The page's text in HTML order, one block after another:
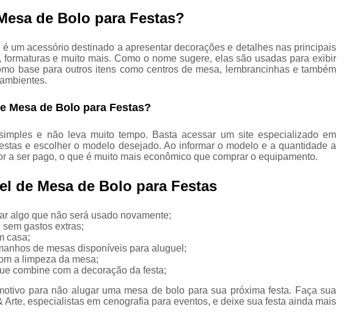
para
eventos
Empresa de
aluguel de
móveis
bistrô e
banquetas
Locação de
cadeiras
para
Locação de
Locação de
mobiliário
Locação de
mobiliários
Locação de
móveis
Aluguel de Moveis para
Aluguel de
Aluguel de Móveis para Eventos
Aluguel de Móveis e Decoração para
Aluguel de Móveis para Eventos
Aluguel de Móveis para Festa
Locação de
Locação de
Aluguel de Móveis
de Bolo para Festas?
um acessório destinado a apresentar decorações e detalhes nas principais
e muito mais. Como o nome sugere, elas são usadas para exibir
base para outros itens como centros de mesa, lembrancinhas e também
Mesa de Bolo para Festas?
e não leva muito tempo. Basta acessar um site especializado em
e escolher o modelo desejado. Ao informar o modelo e a quantidade a
a ser pago, o que é muito mais econômico que comprar o equipamento.
de Mesa de Bolo para Festas
algo que não será usado novamente;
gastos extras;
casa;
de mesas disponíveis para aluguel;
a limpeza da mesa;
combine com a decoração da festa;
para não alugar uma mesa de bolo para sua próxima festa. Faça sua
Arte, especialistas em cenografia para eventos, e deixe sua festa ainda mais